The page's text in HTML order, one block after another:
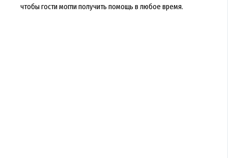
чтобы гости могли получить помощь в любое время.